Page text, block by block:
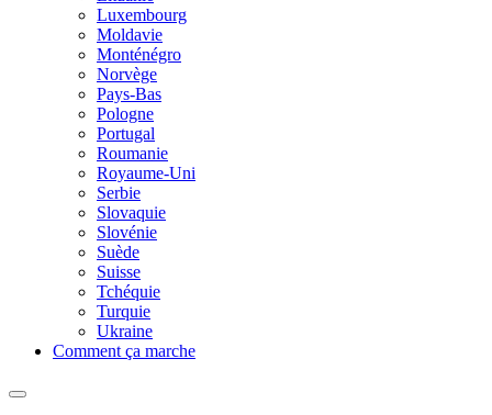
Luxembourg
Moldavie
Monténégro
Norvège
Pays-Bas
Pologne
Portugal
Roumanie
Royaume-Uni
Serbie
Slovaquie
Slovénie
Suède
Suisse
Tchéquie
Turquie
Ukraine
Comment ça marche